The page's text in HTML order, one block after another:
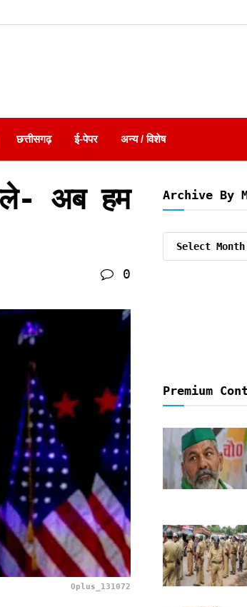
छत्तीसगढ़ ई-पेपर अन्य / विशेष
अब हम
0
Oplus_131072
Archive By
Premium